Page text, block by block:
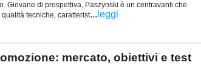
Giovane di prospettiva, Paszynski è un centravanti che
tecniche, caratterist... leggi
mercato, obiettivi e test